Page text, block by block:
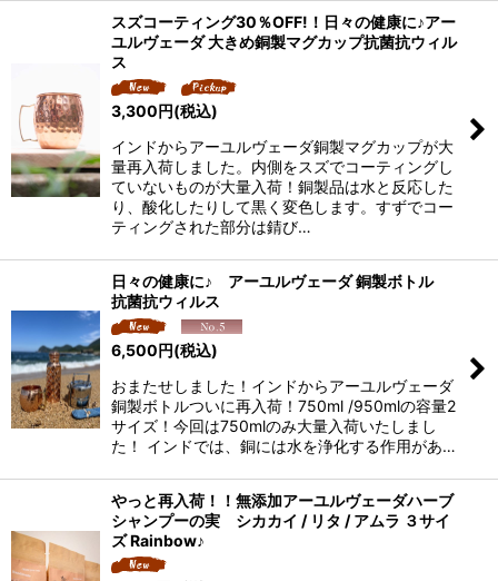
スズコーティング30％OFF!！日々の健康に♪アー
ユルヴェーダ 大きめ銅製マグカップ抗菌抗ウィル
ス
3,300円(税込)
インドからアーユルヴェーダ銅製マグカップが大
量再入荷しました。内側をスズでコーティングし
ていないものが大量入荷！銅製品は水と反応した
り、酸化したりして黒く変色します。すずでコー
ティングされた部分は錆び…
日々の健康に♪ アーユルヴェーダ 銅製ボトル
抗菌抗ウィルス
6,500円(税込)
おまたせしました！インドからアーユルヴェーダ
銅製ボトルついに再入荷！750ml /950mlの容量2
サイズ！今回は750mlのみ大量入荷いたしまし
た！ インドでは、銅には水を浄化する作用があ…
やっと再入荷！！無添加アーユルヴェーダハーブ
シャンプーの実 シカカイ / リタ / アムラ ３サイ
ズ Rainbow♪